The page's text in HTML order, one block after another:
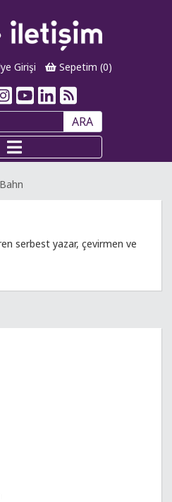
Girişi Sepetim (0)
ARA
serbest yazar, çevirmen ve